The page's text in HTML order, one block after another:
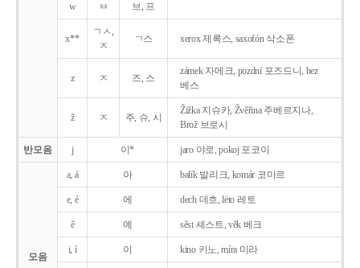
w ㅂ 브, 프
x**
ㄱㅅ,
ㅈ
ㄱ스 xerox 제록스, saxofón 삭소폰
z ㅈ 즈, 스
zámek 자메크, pozdní 포즈드니, bez
베스
ž ㅈ 주, 슈, 시
Žižka 지슈카, Žvěřina 주베르지나,
Brož 브로시
반모음 j 이* jaro 야로, pokoj 포코이
모음
a, á 아 balík 발리크, komár 코마르
e, é 에 dech 데흐, léto 레토
ě 예 sěst 셰스트, věk 베크
i, í 이 kino 키노, míra 미라